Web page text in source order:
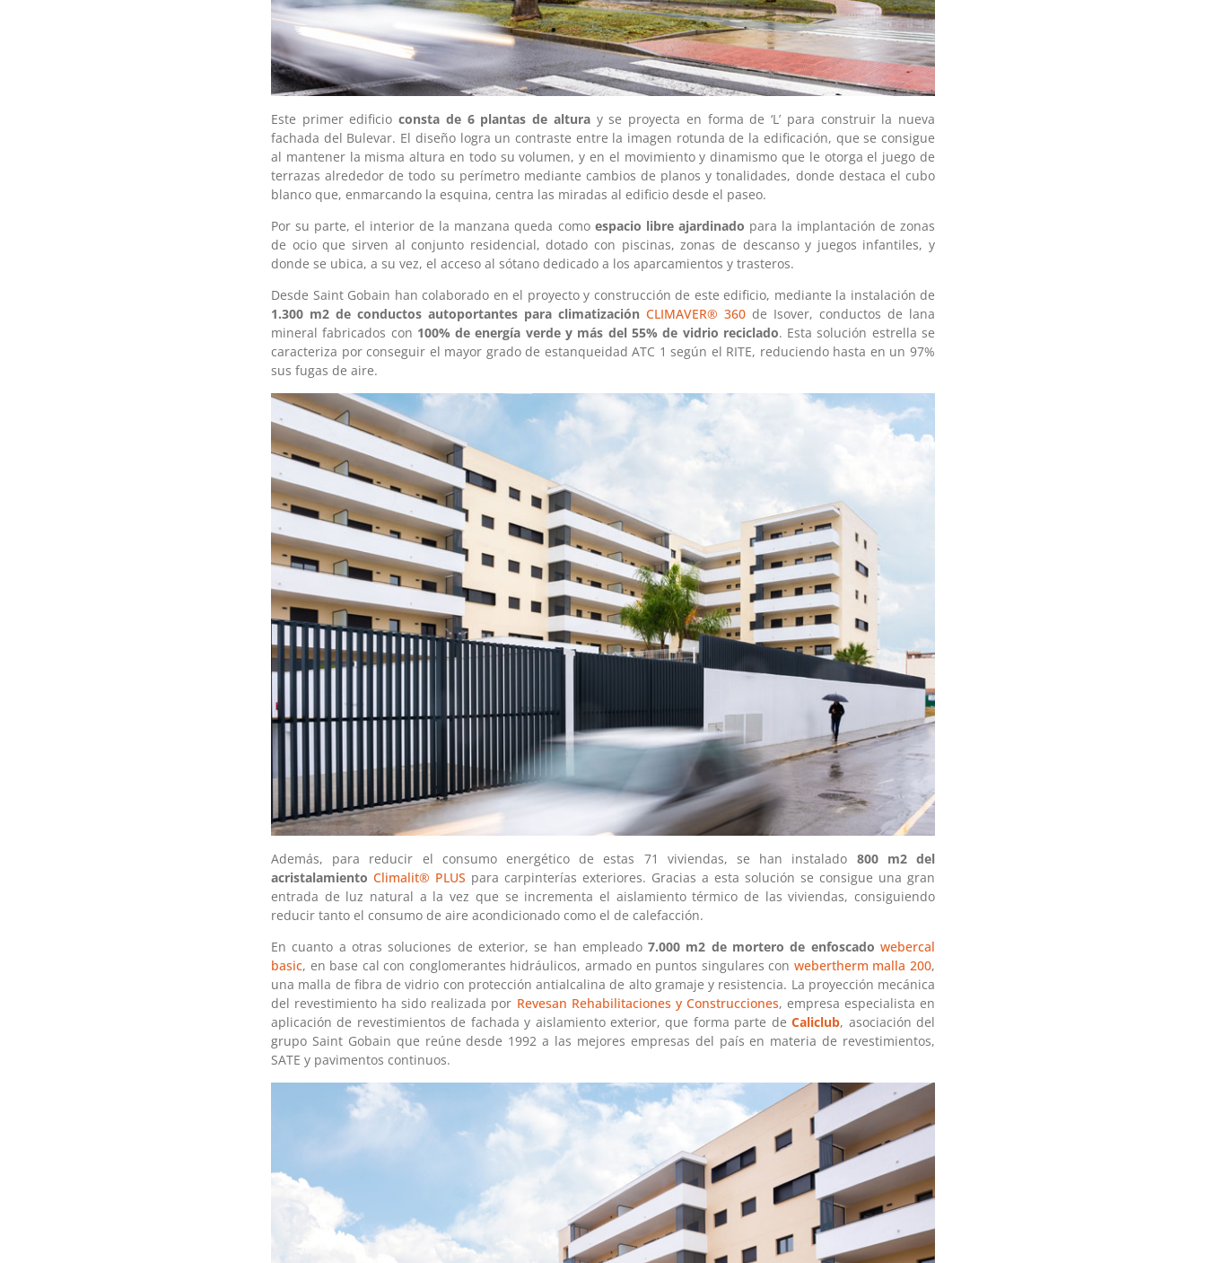
Este primer edificioconsta de 6 plantas de altura y se proyecta en forma de ‘L’ para construir la nueva
fachada del Bulevar. El diseño logra un contraste entre la imagen rotunda de la edificación, que se consigue
al mantener la misma altura en todo su volumen, y en el movimiento y dinamismo que le otorga el juego de
terrazas alrededor de todo su perímetro mediante cambios de planos y tonalidades, donde destaca el cubo
blanco que, enmarcando la esquina, centra las miradas al edificio desde el paseo.
Por su parte, el interior de la manzana queda como espacio libre ajardinado para la implantación de zonas
de ocio que sirven al conjunto residencial, dotado con piscinas, zonas de descanso y juegos infantiles, y
donde se ubica, a su vez, el acceso al sótano dedicado a los aparcamientos y trasteros.
Desde Saint Gobain han colaborado en el proyecto y construcción de este edificio, mediante la instalación de
1.300 m2 de conductos autoportantes para climatización CLIMAVER® 360 de Isover, conductos de lana
mineral fabricados con 100% de energía verde y más del 55% de vidrio reciclado. Esta solución estrella se
caracteriza por conseguir el mayor grado de estanqueidad ATC 1 según el RITE, reduciendo hasta en un 97%
sus fugas de aire.
Además, para reducir el consumo energético de estas 71 viviendas, se han instalado 800 m2 del
acristalamiento Climalit® PLUS para carpinterías exteriores. Gracias a esta solución se consigue una gran
entrada de luz natural a la vez que se incrementa el aislamiento térmico de las viviendas, consiguiendo
reducir tanto el consumo de aire acondicionado como el de calefacción.
En cuanto a otras soluciones de exterior, se han empleado7.000 m2 de mortero de enfoscado webercal
basic, en base cal con conglomerantes hidráulicos, armado en puntos singulares con webertherm malla 200,
una malla de fibra de vidrio con protección antialcalina de alto gramaje y resistencia. La proyección mecánica
del revestimiento ha sido realizada por Revesan Rehabilitaciones y Construcciones, empresa especialista en
aplicación de revestimientos de fachada y aislamiento exterior, que forma parte deCaliclub, asociación del
grupo Saint Gobain que reúne desde 1992 a las mejores empresas del país en materia de revestimientos,
SATE y pavimentos continuos.